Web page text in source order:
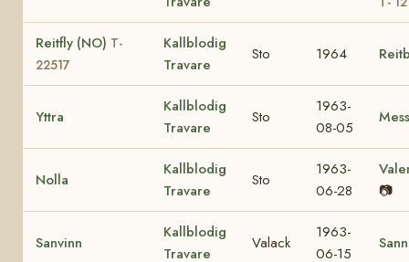
Reitfly (NO) T-
22517
Kallblodig
Travare
Sto 1964
Yttra
Kallblodig
Travare
Sto
1963-
08-05
Nolla
Kallblodig
Travare
Sto
1963-
06-28
📷
Sanvinn
Kallblodig
Travare
Valack
1963-
06-15